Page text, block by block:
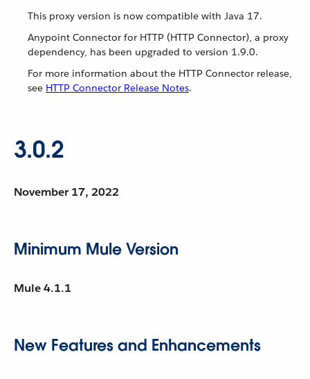
This proxy version is now compatible with Java 17.
Anypoint Connector for HTTP (HTTP Connector), a proxy
dependency, has been upgraded to version 1.9.0.
For more information about the HTTP Connector release,
see HTTP Connector Release Notes.
3.0.2
November 17, 2022
Minimum Mule Version
Mule 4.1.1
New Features and Enhancements